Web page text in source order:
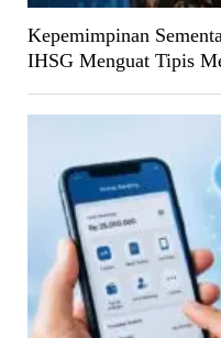
Kepemimpinan
IHSG Menguat Tipis